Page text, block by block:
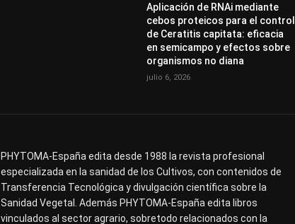
Aplicación de RNAi mediante
cebos proteicos para el control
de Ceratitis capitata: eficacia
en semicampo y efectos sobre
organismos no diana
julio 6, 2026
PHYTOMA-España edita desde 1988 la revista profesional
especializada en la sanidad de los Cultivos, con contenidos de
Transferencia Tecnológica y divulgación científica sobre la
Sanidad Vegetal. Además PHYTOMA-España edita libros
vinculados al sector agrario, sobretodo relacionados con la